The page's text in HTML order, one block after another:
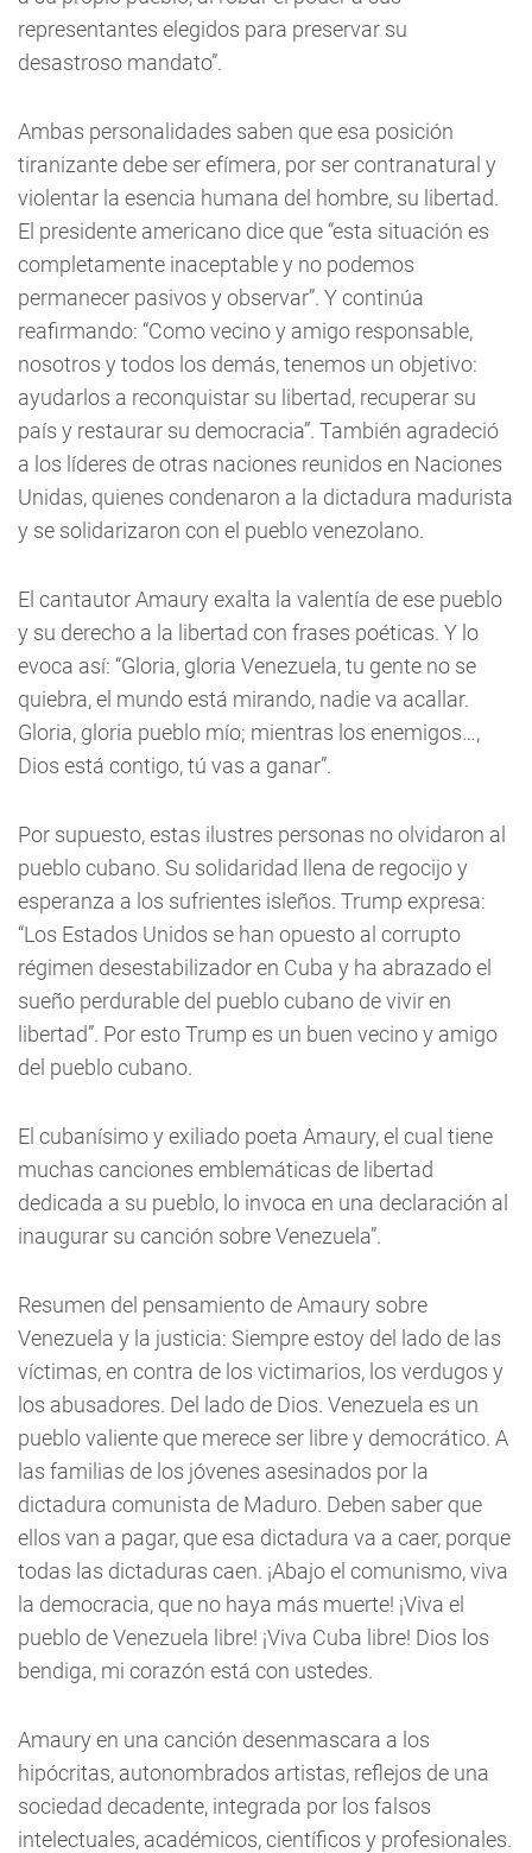
representantes elegidos para preservar su
desastroso mandato”.
Ambas personalidades saben que esa posición
tiranizante debe ser efímera, por ser contranatural y
violentar la esencia humana del hombre, su libertad.
El presidente americano dice que “esta situación es
completamente inaceptable y no podemos
permanecer pasivos y observar”. Y continúa
reafirmando: “Como vecino y amigo responsable,
nosotros y todos los demás, tenemos un objetivo:
ayudarlos a reconquistar su libertad, recuperar su
país y restaurar su democracia”. También agradeció
a los líderes de otras naciones reunidos en Naciones
Unidas, quienes condenaron a la dictadura madurista
y se solidarizaron con el pueblo venezolano.
El cantautor Amaury exalta la valentía de ese pueblo
y su derecho a la libertad con frases poéticas. Y lo
evoca así: “Gloria, gloria Venezuela, tu gente no se
quiebra, el mundo está mirando, nadie va acallar.
Gloria, gloria pueblo mío; mientras los enemigos…,
Dios está contigo, tú vas a ganar”.
Por supuesto, estas ilustres personas no olvidaron al
pueblo cubano. Su solidaridad llena de regocijo y
esperanza a los sufrientes isleños. Trump expresa:
“Los Estados Unidos se han opuesto al corrupto
régimen desestabilizador en Cuba y ha abrazado el
sueño perdurable del pueblo cubano de vivir en
libertad”. Por esto Trump es un buen vecino y amigo
del pueblo cubano.
El cubanísimo y exiliado poeta Amaury, el cual tiene
muchas canciones emblemáticas de libertad
dedicada a su pueblo, lo invoca en una declaración al
inaugurar su canción sobre Venezuela”.
Resumen del pensamiento de Amaury sobre
Venezuela y la justicia: Siempre estoy del lado de las
víctimas, en contra de los victimarios, los verdugos y
los abusadores. Del lado de Dios. Venezuela es un
pueblo valiente que merece ser libre y democrático. A
las familias de los jóvenes asesinados por la
dictadura comunista de Maduro. Deben saber que
ellos van a pagar, que esa dictadura va a caer, porque
todas las dictaduras caen. ¡Abajo el comunismo, viva
la democracia, que no haya más muerte! ¡Viva el
pueblo de Venezuela libre! ¡Viva Cuba libre! Dios los
bendiga, mi corazón está con ustedes.
Amaury en una canción desenmascara a los
hipócritas, autonombrados artistas, reflejos de una
sociedad decadente, integrada por los falsos
intelectuales, académicos, científicos y profesionales.